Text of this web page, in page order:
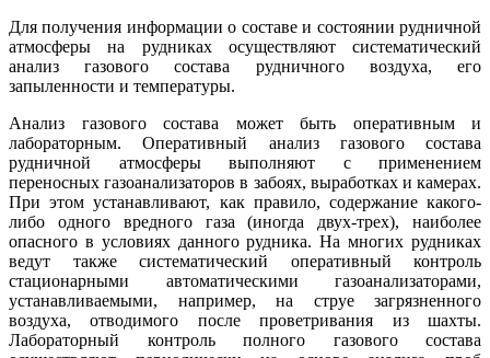
Для получения информации о составе и состоянии рудничной
атмосферы на рудниках осуществляют систематический
анализ газового состава рудничного воздуха, его
запыленности и температуры.
Анализ газового состава может быть оперативным и
лабораторным. Оперативный анализ газового состава
рудничной атмосферы выполняют с применением
переносных газоанализаторов в забоях, выработках и камерах.
При этом устанавливают, как правило, содержание какого-
либо одного вредного газа (иногда двух-трех), наиболее
опасного в условиях данного рудника. На многих рудниках
ведут также систематический оперативный контроль
стационарными автоматическими газоанализаторами,
устанавливаемыми, например, на струе загрязненного
воздуха, отводимого после проветривания из шахты.
Лабораторный контроль полного газового состава